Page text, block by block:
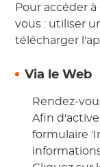
Pour accéder
vous : utiliser
télécharger
Via le Web
Rendez-
Afin
formulaire